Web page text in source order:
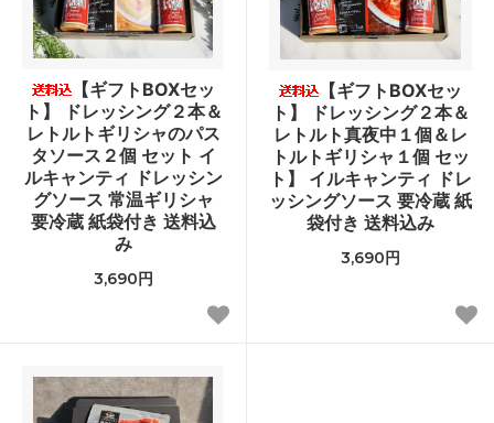
【ギフトBOXセッ
ト】 ドレッシング２本＆
レトルトギリシャのパス
タソース２個 セット イ
ルキャンティ ドレッシン
グソース 常温ギリシャ
要冷蔵 紙袋付き 送料込
み
3,690円
【ギフトBOXセッ
ト】 ドレッシング２本＆
レトルト真夜中１個＆レ
トルトギリシャ１個 セッ
ト】 イルキャンティ ドレ
ッシングソース 要冷蔵 紙
袋付き 送料込み
3,690円